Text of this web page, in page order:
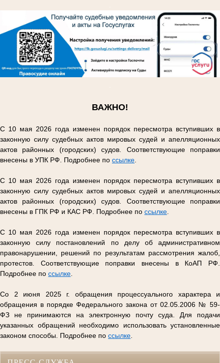
ВАЖНО!
С 10 мая 2026 года изменен порядок пересмотра вступивших в
законную силу судебных актов мировых судей и апелляционных
актов районных (городских) судов. Соответствующие поправки
внесены в УПК РФ. Подробнее по ссылке
С 10 мая 2026 года изменен порядок пересмотра вступивших в
законную силу судебных актов мировых судей и апелляционных
актов районных (городских) судов. Соответствующие поправки
внесены в ГПК РФ и КАС РФ. Подробнее по ссылке
С 10 мая 2026 года изменен порядок пересмотра вступивших в
законную силу постановлений по делу об административном
правонарушении, решений по результатам рассмотрения жалоб,
протестов. Соответствующие поправки внесены в КоАП РФ.
Подробнее по ссылке
Со 2 июня 2025 г. обращения процессуального характера и
обращения в порядке Федерального закона от 02.05.2006 № 59-
ФЗ не принимаются на электронную почту суда. Для подачи
указанных обращений необходимо использовать установленные
законом способы. Подробнее по ссылке